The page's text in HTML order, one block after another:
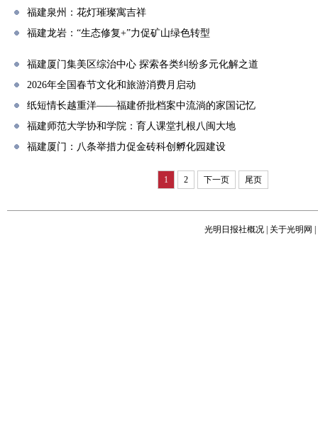
福建泉州：花灯璀璨寓吉祥
福建龙岩：“生态修复+”力促矿山绿色转型
福建厦门集美区综治中心 探索各类纠纷多元化解之道
2026年全国春节文化和旅游消费月启动
纸短情长越重洋——福建侨批档案中流淌的家国记忆
福建师范大学协和学院：育人课堂扎根八闽大地
福建厦门：八条举措力促金砖科创孵化园建设
1 2 下一页 尾页
光明日报社概况 关于光明网